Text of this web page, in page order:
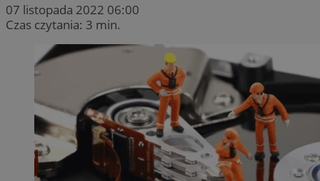
07 listopada 2022 06:00
Czas czytania: 3 min.